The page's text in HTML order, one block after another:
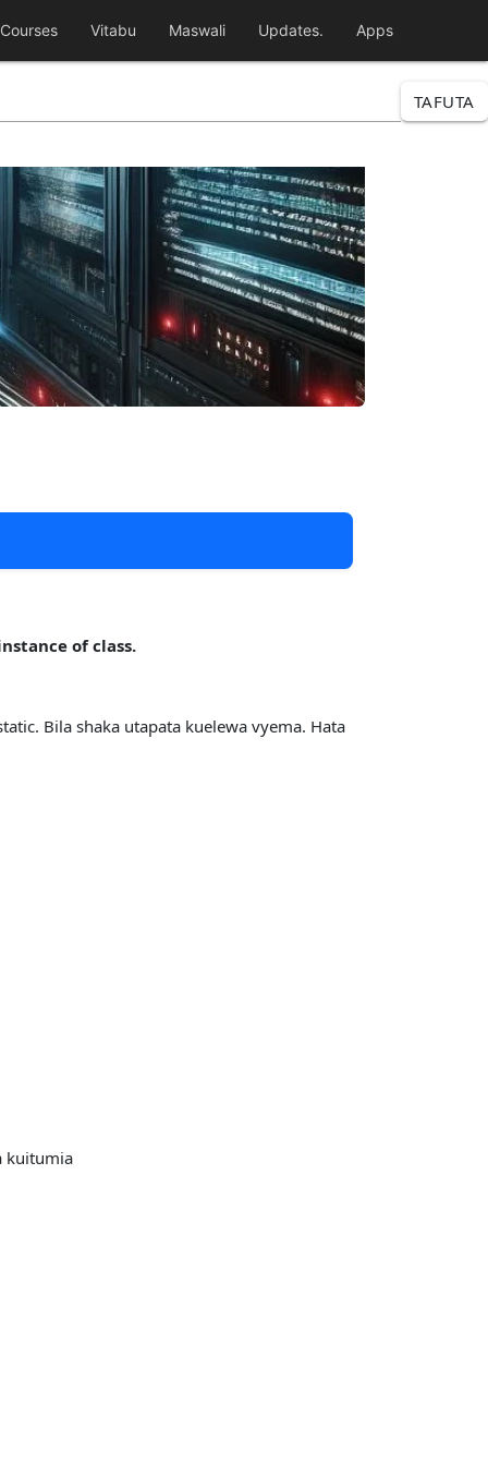
Courses Vitabu Maswali Updates. Apps
TAFUTA
of class.
Bila shaka utapata kuelewa vyema. Hata
kuitumia